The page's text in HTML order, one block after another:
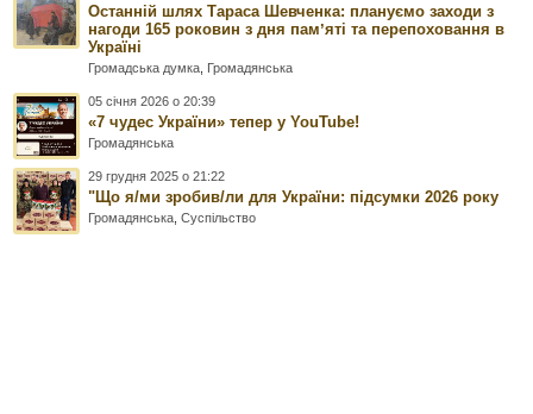
Останній шлях Тараса Шевченка: плануємо заходи з
нагоди 165 роковин з дня памʼяті та перепоховання в
Україні
Громадська думка Громадянська
05 січня 2026 о 20:39
«7 чудес України» тепер у YouTube!
Громадянська
29 грудня 2025 о 21:22
"Що я/ми зробив/ли для України: підсумки 2026 року
Громадянська ,Суспільство